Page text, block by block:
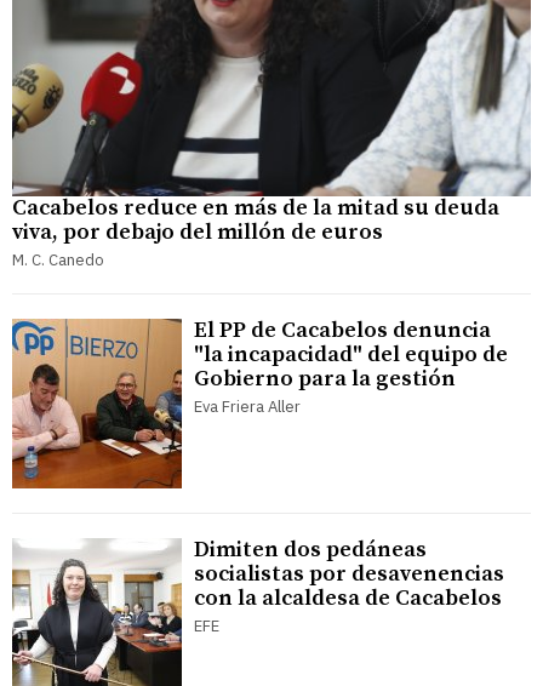
Cacabelos reduce en más de la mitad su deuda
viva, por debajo del millón de euros
M. C. Canedo
El PP de Cacabelos denuncia
"la incapacidad" del equipo de
Gobierno para la gestión
Eva Friera Aller
Dimiten dos pedáneas
socialistas por desavenencias
con la alcaldesa de Cacabelos
EFE